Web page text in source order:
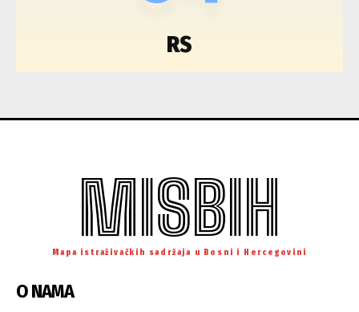
RS
MISBIH
Mapa istraživačkih sadržaja u Bosni i Hercegovini
O NAMA